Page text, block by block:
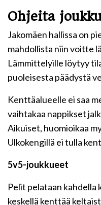
Ohjeita
Jakomäen hallissa on
mahdollista niin voitte
Lämmittelyille löytyy
puoleisesta päädystä
Kenttäalueelle ei saa
vaihtakaa nappikset
Aikuiset, huomioikaa
Ulkokengillä ei tulla
5v5-joukkueet
Pelit pelataan kahdella
keskellä kenttää